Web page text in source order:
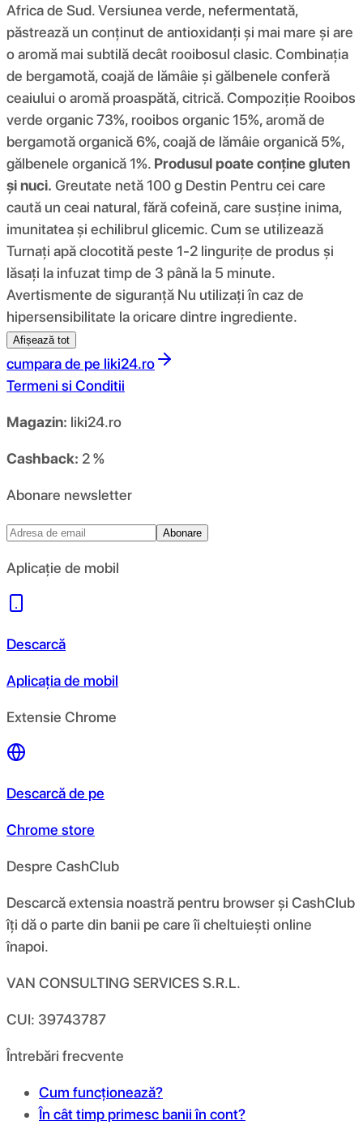
Africa de Sud. Versiunea verde, nefermentată,
păstrează un conținut de antioxidanți și mai mare și are
o aromă mai subtilă decât rooibosul clasic. Combinația
de bergamotă, coajă de lămâie și gălbenele conferă
ceaiului o aromă proaspătă, citrică. Compoziţie Rooibos
verde organic 73%, rooibos organic 15%, aromă de
bergamotă organică 6%, coajă de lămâie organică 5%,
gălbenele organică 1%. Produsul poate conține gluten
și nuci. Greutate netă 100 g Destin Pentru cei care
caută un ceai natural, fără cofeină, care susține inima,
imunitatea și echilibrul glicemic. Cum se utilizează
Turnați apă clocotită peste 1-2 lingurițe de produs și
lăsați la infuzat timp de 3 până la 5 minute.
Avertismente de siguranță Nu utilizați în caz de
hipersensibilitate la oricare dintre ingrediente.
Afișează tot
cumpara de pe liki24.ro
Termeni si Conditii
Magazin: liki24.ro
Cashback: 2 %
Abonare newsletter
Abonare
Aplicație de mobil
Descarcă
Aplicația de mobil
Extensie Chrome
Descarcă de pe
Chrome store
Despre CashClub
Descarcă extensia noastră pentru browser și CashClub
îți dă o parte din banii pe care îi cheltuiești online
înapoi.
VAN CONSULTING SERVICES S.R.L.
CUI: 39743787
Întrebări frecvente
Cum funcționează?
În cât timp primesc banii în cont?